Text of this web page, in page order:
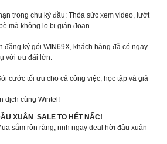
trong chu kỳ đầu: Thỏa sức xem video, lướt
mà không lo bị gián đoạn.
đăng ký gói WIN69X, khách hàng đã có ngay
với ưu đãi lớn.
cước tối ưu cho cả công việc, học tập và giả
dịch cùng Wintel!
XUÂN SALE TO HẾT NẤC!
sắm rộn ràng, rinh ngay deal hời đầu xuân